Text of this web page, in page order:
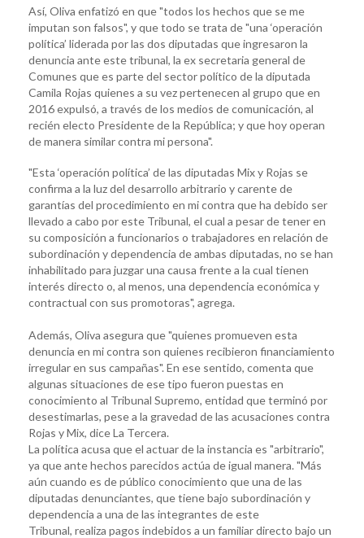
Así, Oliva enfatizó en que "todos los hechos que se me
imputan son falsos", y que todo se trata de "una ‘operación
política’ liderada por las dos diputadas que ingresaron la
denuncia ante este tribunal, la ex secretaria general de
Comunes que es parte del sector político de la diputada
Camila Rojas quienes a su vez pertenecen al grupo que en
2016 expulsó, a través de los medios de comunicación, al
recién electo Presidente de la República; y que hoy operan
de manera similar contra mi persona".
"Esta ‘operación política’ de las diputadas Mix y Rojas se
confirma a la luz del desarrollo arbitrario y carente de
garantías del procedimiento en mi contra que ha debido ser
llevado a cabo por este Tribunal, el cual a pesar de tener en
su composición a funcionarios o trabajadores en relación de
subordinación y dependencia de ambas diputadas, no se han
inhabilitado para juzgar una causa frente a la cual tienen
interés directo o, al menos, una dependencia económica y
contractual con sus promotoras", agrega.
Además, Oliva asegura que "quienes promueven esta
denuncia en mi contra son quienes recibieron financiamiento
irregular en sus campañas". En ese sentido, comenta que
algunas situaciones de ese tipo fueron puestas en
conocimiento al Tribunal Supremo, entidad que terminó por
desestimarlas, pese a la gravedad de las acusaciones contra
Rojas y Mix, dice La Tercera.
La política acusa que el actuar de la instancia es "arbitrario",
ya que ante hechos parecidos actúa de igual manera. "Más
aún cuando es de público conocimiento que una de las
diputadas denunciantes, que tiene bajo subordinación y
dependencia a una de las integrantes de este
Tribunal, realiza pagos indebidos a un familiar directo bajo un